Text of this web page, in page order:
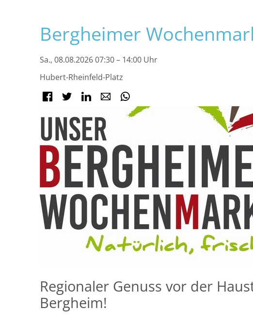
Navigation
überspringen
Bergheimer
Sa., 08.08.2026 07:30 – 14:00 Uhr
Hubert-Rheinfeld-Platz
Facebook
Twitter LinkedInE-mail
Regionaler Genuss vor der
Bergheim!